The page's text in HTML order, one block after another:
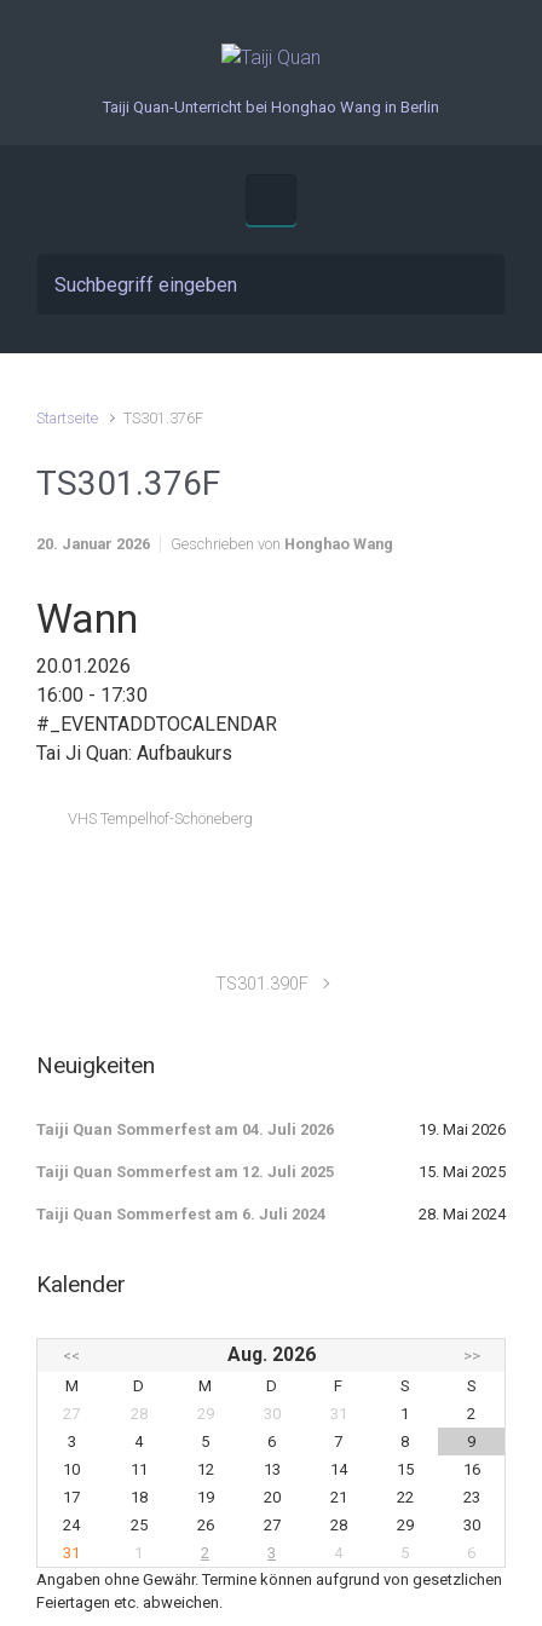
Taiji Quan-Unterricht bei Honghao Wang in Berlin
Startseite TS301.376F
TS301.376F
20. Januar 2026 Geschrieben von Honghao Wang
Wann
20.01.2026
16:00 - 17:30
#_EVENTADDTOCALENDAR
Tai Ji Quan: Aufbaukurs
VHS Tempelhof-Schöneberg
TS301.390F
Neuigkeiten
Taiji Quan Sommerfest am 04. Juli 2026 19. Mai 2026
Taiji Quan Sommerfest am 12. Juli 2025 15. Mai 2025
Taiji Quan Sommerfest am 6. Juli 2024 28. Mai 2024
Kalender
<< Aug. 2026
>>
M
D M D F S
S
27
28 29 30 31 1
2
3
4 5 6 7 8
9
10
11 12 13 14 15
16
17
18 19 20 21 22
23
24
25 26 27 28 29
30
31
1 2 3 4 5
6
Angaben ohne Gewähr. Termine können aufgrund von gesetzlichen
Feiertagen etc. abweichen.